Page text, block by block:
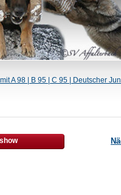
A 98 | B 95 | C 95 | Deutscher